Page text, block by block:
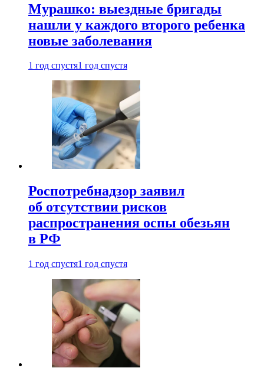
Мурашко: выездные бригады
нашли у каждого второго ребенка
новые заболевания
1 год спустя1 год спустя
Роспотребнадзор заявил
об отсутствии рисков
распространения оспы обезьян
в РФ
1 год спустя1 год спустя